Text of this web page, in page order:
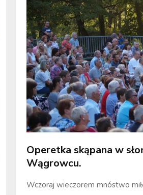
Operetka skąpana w
Wągrowcu.
Wczoraj wieczorem mnóstwo